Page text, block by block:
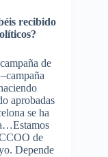
recibido
de
aprobadas
se ha
de
Depende